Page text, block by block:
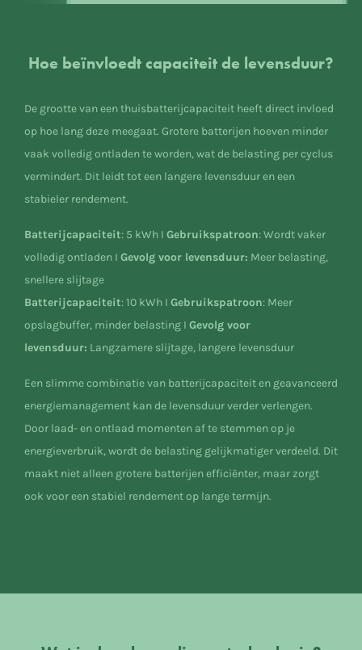
Hoe beïnvloedt capaciteit de levensduur?
De grootte van een thuisbatterijcapaciteit heeft direct invloed
op hoe lang deze meegaat. Grotere batterijen hoeven minder
vaak volledig ontladen te worden, wat de belasting per cyclus
vermindert. Dit leidt tot een langere levensduur en een
stabieler rendement.
Batterijcapaciteit: 5 kWh I Gebruikspatroon: Wordt vaker
volledig ontladen I Gevolg voor levensduur: Meer belasting,
snellere slijtage
Batterijcapaciteit: 10 kWh I Gebruikspatroon: Meer
opslagbuffer, minder belasting I Gevolg voor
levensduur: Langzamere slijtage, langere levensduur
Een slimme combinatie van batterijcapaciteit en geavanceerd
energiemanagement kan de levensduur verder verlengen.
Door laad- en ontlaad momenten af te stemmen op je
energieverbruik, wordt de belasting gelijkmatiger verdeeld. Dit
maakt niet alleen grotere batterijen efficiënter, maar zorgt
ook voor een stabiel rendement op lange termijn.